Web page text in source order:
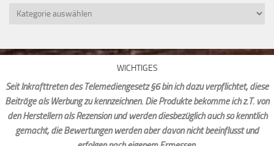
Kategorien
WICHTIGES
Seit Inkrafttreten des Telemediengesetz §6 bin ich dazu verpflichtet, diese
Beiträge als Werbung zu kennzeichnen. Die Produkte bekomme ich z.T. von
den Herstellern als Rezension und werden diesbezüglich auch so kenntlich
gemacht, die Bewertungen werden aber davon nicht beeinflusst und